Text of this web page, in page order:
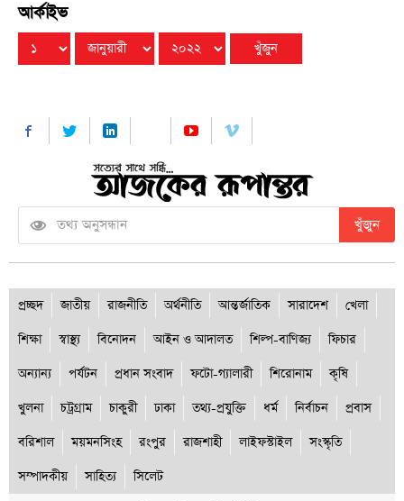
আর্কাইভ
খুঁজুন
প্রচ্ছদ জাতীয় রাজনীতি অর্থনীতি আন্তর্জাতিক সারাদেশ
খেলা
শিক্ষা
স্বাস্থ্য বিনোদন আইন ও আদালত শিল্প-বাণিজ্য
ফিচার
অন্যান্য
পর্যটন প্রধান সংবাদ ফটো-গ্যালারী শিরোনাম
কৃষি
খুলনা
চট্রগ্রাম চাকুরী ঢাকা তথ্য-প্রযুক্তি ধর্ম নির্বাচন
প্রবাস
বরিশাল
ময়মনসিংহ রংপুর রাজশাহী লাইফস্টাইল
সংস্কৃতি
সম্পাদকীয়
সাহিত্য সিলেট